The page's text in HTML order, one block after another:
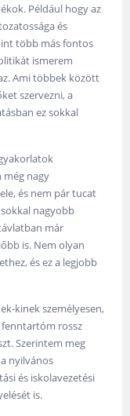
Például hogy az
és
több más fontos
ismerem
Ami többek között
szervezni, a
ez sokkal
még nagy
és nem pár tucat
nagyobb
már
is. Nem olyan
és ez a legjobb
kinek személyesen,
fenntartóm rossz
Szerintem meg
nyilvános
és iskolavezetési
is.